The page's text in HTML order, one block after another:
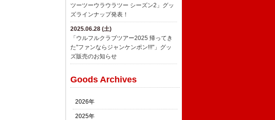
ツーツーウラウラツー シーズン2」グッ
ズラインナップ発表！
2025.06.28 (土)
「ウルフルクラブツアー2025 帰ってき
た"ファンならジャンケンポン!!!"」グッ
ズ販売のお知らせ
Goods Archives
2026年
2025年